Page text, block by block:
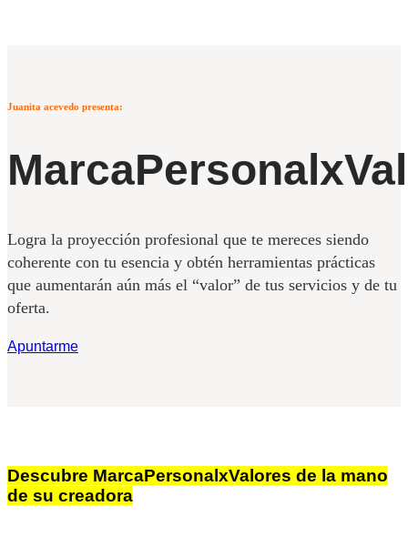
Juanita acevedo presenta:
Logra la proyección profesional que te mereces siendo
coherente con tu esencia y obtén herramientas prácticas
que aumentarán aún más el “valor” de tus servicios y de tu
oferta.
Apuntarme
Descubre MarcaPersonalxValores de la mano
de su creadora